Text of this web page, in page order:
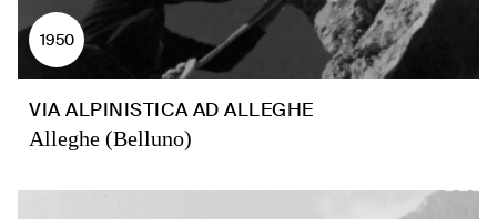
1950
VIA ALPINISTICA AD ALLEGHE
Alleghe (Belluno)